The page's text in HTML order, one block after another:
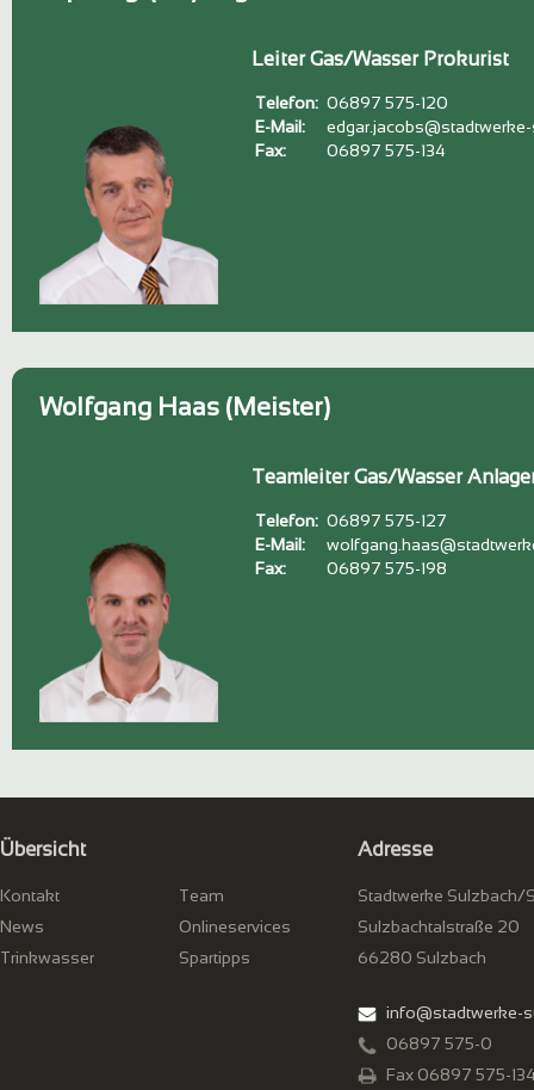
Leiter Gas/Wasser Prokurist
Telefon: 06897 575-120
E-Mail:
Fax:
06897 575-134
Wolfgang Haas (Meister)
Teamleiter Gas/Wasser
Telefon: 06897 575-127
E-Mail:
Fax:
06897 575-198
Übersicht
Kontakt
Team
News
Onlineservices
Trinkwasser
Spartipps
Adresse
Stadtwerke Sulzbach/
Sulzbachtalstraße 20
66280 Sulzbach
info@stadtwerke-
06897 575-0
Fax 06897 575-